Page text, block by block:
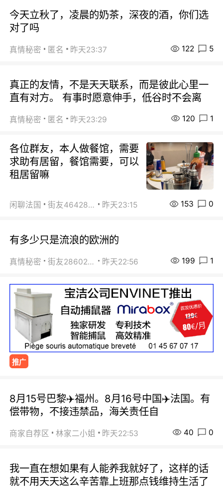
今天立秋了，凌晨的奶茶，深夜的酒，你们选
对了吗
真情秘密 匿名 昨天23:37 122 5
真正的友情，不是天天联系，而是彼此心里一
直有对方。 有事时愿意伸手，低谷时不会离
真情秘密 匿名 昨天23:29 120 1
各位群友，本人做餐馆，需要
求助有居留，餐馆需要，可以
租居留嘛
闲聊法国 街友46428878 昨天23:15 153 0
有多少只是流浪的欧洲的
真情秘密 街友28602925 昨天22:56 199 1
推广
8月15号巴黎✈️福州。8月16号中国✈️法国。有
偿带物，不接违禁品，海关责任自
商家自荐区 林家二小姐 昨天22:53 40 0
我一直在想如果有人能养我就好了，这样的话
就不用天天这么辛苦靠上班那点钱维持生活了